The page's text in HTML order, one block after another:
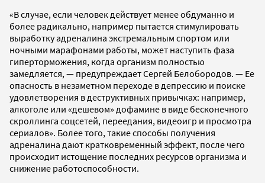
«В случае, если человек действует менее обдуманно и
более радикально, например пытается стимулировать
выработку адреналина экстремальным спортом или
ночными марафонами работы, может наступить фаза
гиперторможения, когда организм полностью
замедляется, — предупреждает Сергей Белобородов. — Ее
опасность в незаметном переходе в депрессию и поиске
удовлетворения в деструктивных привычках: например,
алкоголе или «дешевом» дофамине в виде бесконечного
скроллинга соцсетей, переедания, видеоигр и просмотра
сериалов». Более того, такие способы получения
адреналина дают кратковременный эффект, после чего
происходит истощение последних ресурсов организма и
снижение работоспособности.